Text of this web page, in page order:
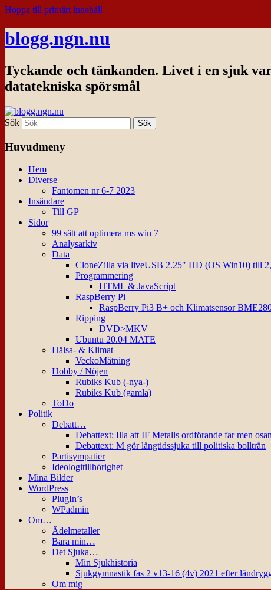
Hoppa till primärt innehåll
blogg.ngn.nu
Tyckande och tänkanden. Livet i en sjuk
datatekniska spörsmål
Sök
Huvudmeny
Hem
Diverse
Fantomen nr 6-7 2023
Insändare
Till GP
Sidor
99 sätt att optimera ms win 7
Analysarkiv
Data
CloneZilla via liveUSB 2.25″ HD (OS Win10) till
Programmering
HTML & JavaScript
RaspBerry Pi
RaspBerry Pi3 B+ och Klimatsensor
Ripping
DVD>MKV
Ubuntu 20.04 MATE
Hälsa- & Klimat
VeckoMätning
Hobby / Nöjen
Rubiks Kub (-nya-)
Rubiks Kub (gamla)
ToDo
Politik
Debatt…
Debattext: Illa att IF Metalls ordförande far men
Debattext: M gör långtidssjuka till politiska bollträn
Partisympatier
Ideologitillhörighet
Mina Bilder
WordPress
PlugIn’s
WPadmin
Om…
Ädelmetaller
Bara min…
Det Sjuka…
Min Sjukhistoria
Sjukgymnastik fas 2 v13-16 (4v) 2021 efter
Om mig